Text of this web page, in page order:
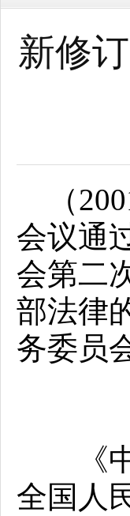
新修
（
会议通
会第二
部法律
务委员
《中
全国人